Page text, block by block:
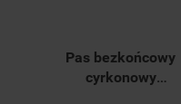
Pas bezkońcowy
cyrkonowy